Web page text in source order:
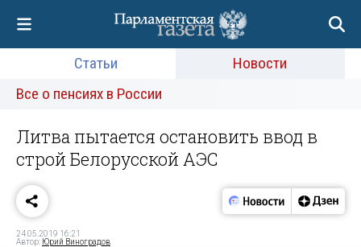
Статьи
Новости
Все о пенсиях в России
Литва пытается остановить ввод в
строй Белорусской АЭС
24.05.2019 16:21
Автор: Юрий Виноградов